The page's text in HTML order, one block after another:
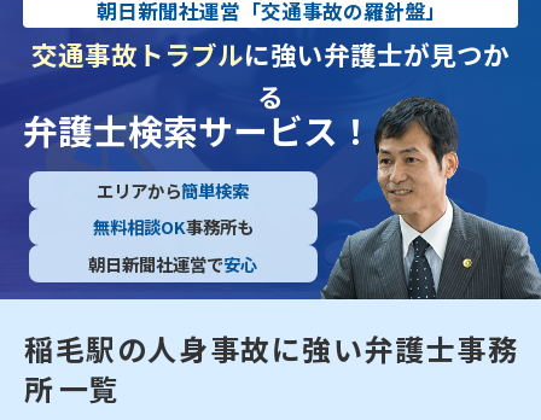
朝日新聞社運営「交通事故の羅針盤」
交通事故トラブルに強い弁護士が見つか
る
弁護士検索サービス！
エリアから簡単検索
無料相談OK事務所も
朝日新聞社運営で安心
稲毛駅の人身事故に強い弁護士事務
所 一覧